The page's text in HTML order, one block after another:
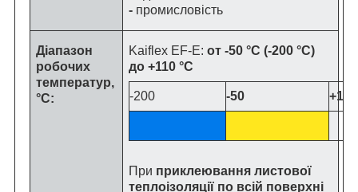
- промисловість
Діапазон
робочих
температур,
°C:
Kaiflex EF-E: от -50 °C (-200 °C)
до +110 °C
-200 -50 +110
При приклеювання листової
теплоізоляції по всій поверхні